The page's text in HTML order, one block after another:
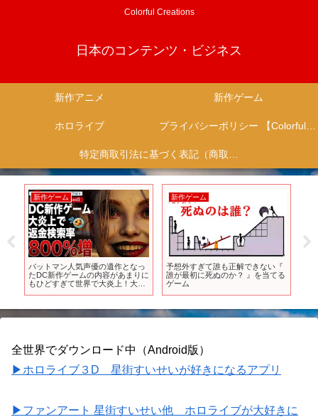
Colorful Creations
日本のコンテンツ・ビジネス
新作アニメ 新作ゲーム
ホロライブ プライバシーポリシー 【Colorful Creation】
特定商取引法に基づく表記（商取引に関する開示）
新作ゲーム
バットマン人気声優の遺作となっ
たDC新作ゲームの内容があまりに
もひどすぎて世界で大炎上！大返
ィス・リーグ
新作ゲーム
予想外すぎて誰も正解できない『
誰が最初に死ぬのか？ 』を当てる
ゲーム
全世界でダウンロード中（Android版）
▶ホロライブ３D 星街すいせいが好きになるアプリ
▶ファンアート 星街すいせい他 ホロライブが大好きに